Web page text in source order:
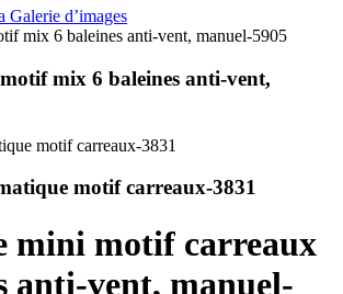
Galerie d’images
mix 6 baleines anti-vent,
motif carreaux-3831
mini motif carreaux
anti-vent, manuel-